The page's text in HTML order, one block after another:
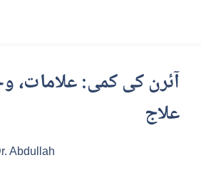
آئرن کی کمی: علامات،
علاج
Abdullah